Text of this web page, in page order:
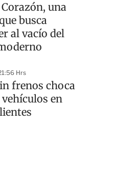
una
busca
al vacío del
Hrs
frenos choca
en